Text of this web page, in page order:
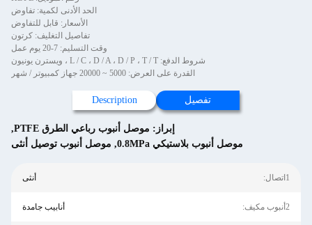
الحد الأدنى لكمية: تفاوض
الأسعار: قابل للتفاوض
تفاصيل التغليف: كرتون
وقت التسليم: 7-20 يوم عمل
شروط الدفع: L / C ، D / A ، D / P ، T / T ، ويسترن يونيون
القدرة على العرض: 5000 ~ 20000 جهاز كمبيوتر / شهر
تفصيل Description
إبراز: موصل أنبوب رباعي الطرق PTFE
,
موصل أنبوب بلاستيكي 0.8MPa
, موصل أنبوب توصيل أنثى
1اتصال: أنثى
2أنبوب مكيف: أنابيب جامدة